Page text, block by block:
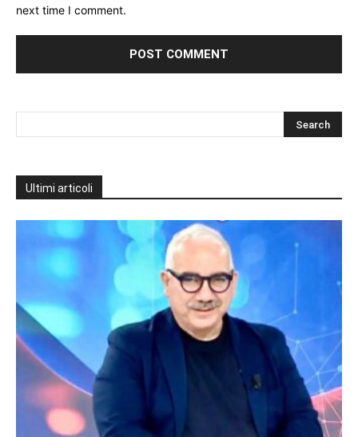
next time I comment.
Ultimi articoli